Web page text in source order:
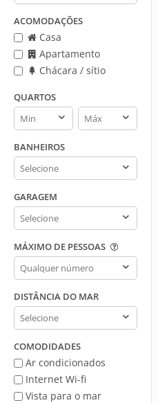
ACOMODAÇÕES
Casa
Apartamento
Chácara / sítio
QUARTOS
Quartos
min
Quartos
max
BANHEIROS
Banheiros
GARAGEM
Garagem
MÁXIMO DE PESSOAS
Máximo
de
pessoas
DISTÂNCIA DO MAR
Distância
do
Mar
COMODIDADES
Ar condicionados
Internet Wi-fi
Vista para o mar